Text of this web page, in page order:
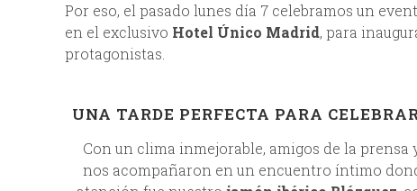
Por eso, el pasado lunes día 7 celebramos un
en el exclusivo Hotel Único Madrid, para
protagonistas.
UNA TARDE PERFECTA PARA
Con un clima inmejorable, amigos de la
nos acompañaron en un encuentro íntimo